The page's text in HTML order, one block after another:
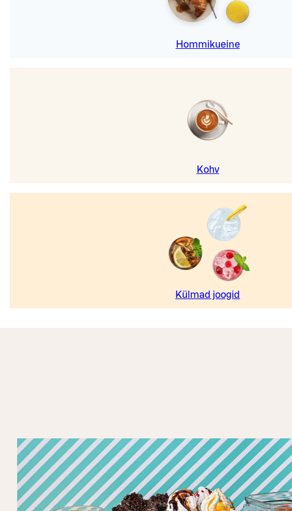
Hommikueine
Kohv
Külmad joogid